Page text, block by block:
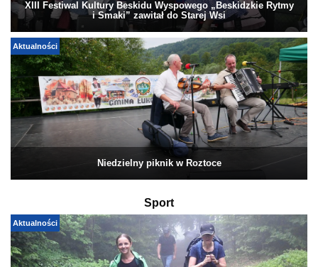
XIII Festiwal Kultury Beskidu Wyspowego „Beskidzkie Rytmy
i Smaki” zawitał do Starej Wsi
Aktualności
Niedzielny piknik w Roztoce
Sport
Aktualności